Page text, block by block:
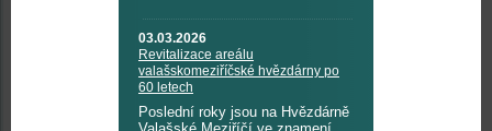
03.03.2026
Revitalizace areálu
valašskomeziříčské hvězdárny po
60 letech
Poslední roky jsou na Hvězdárně